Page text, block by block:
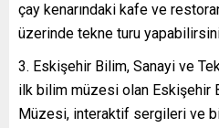
çay kenarındaki kafe ve
üzerinde tekne turu
Eskişehir Bilim, Sanayi ve
ilk bilim müzesi olan Eskişehir
Müzesi, interaktif sergileri ve